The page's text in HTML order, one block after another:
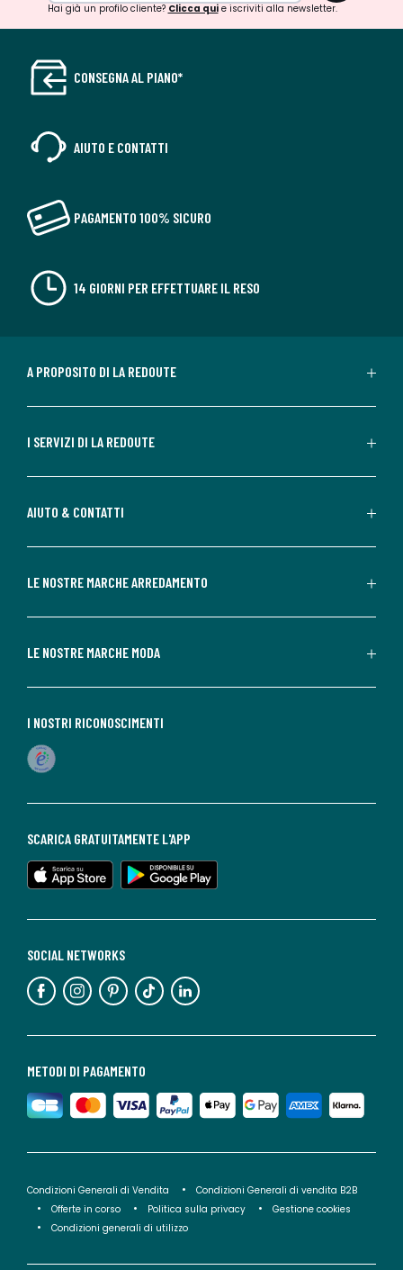
Hai già un profilo cliente?Clicca quie iscriviti alla newsletter.
CONSEGNA AL PIANO*
AIUTO E CONTATTI
PAGAMENTO 100% SICURO
14 GIORNI PER EFFETTUARE IL RESO
A PROPOSITO DI LA REDOUTE
I SERVIZI DI LA REDOUTE
AIUTO & CONTATTI
LE NOSTRE MARCHE ARREDAMENTO
LE NOSTRE MARCHE MODA
METODI DI PAGAMENTO
SOCIAL NETWORKS
SCARICA GRATUITAMENTE L'APP
I NOSTRI RICONOSCIMENTI
Condizioni Generali di Vendita
Condizioni Generali di vendita B2B
Offerte in corso
Politica sulla privacy
Gestione cookies
Condizioni generali di utilizzo